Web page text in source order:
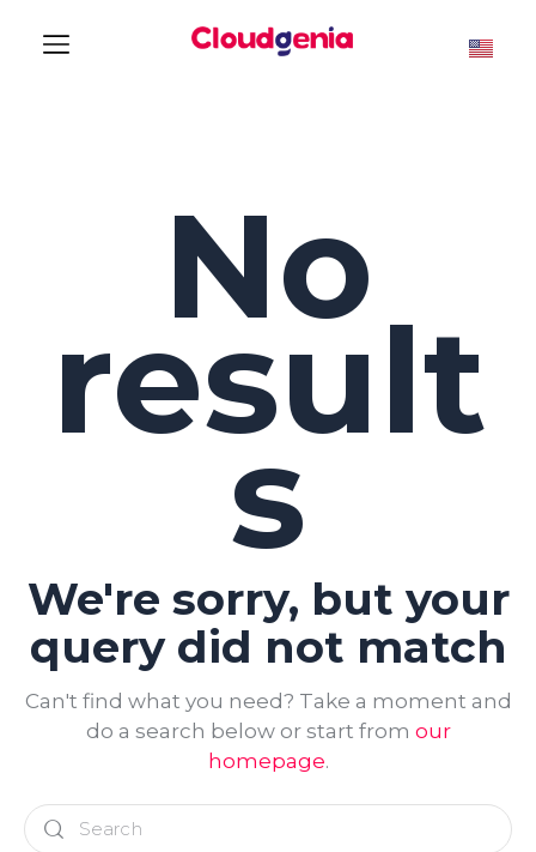
No
result
s
We're sorry, but your
query did not match
Can't find what you need? Take a moment and
do a search below or start from our
homepage.